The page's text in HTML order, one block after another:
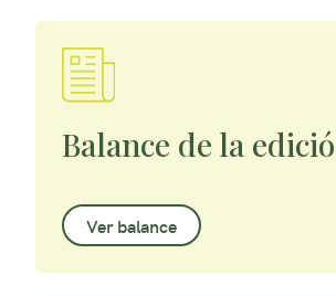
Balance de la
Ver balance